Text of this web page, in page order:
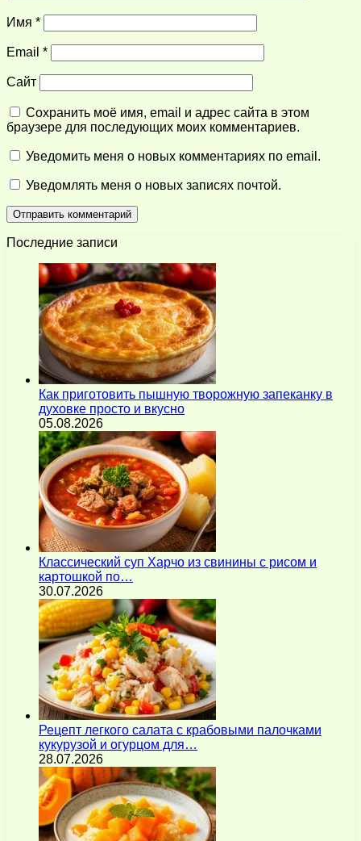
Имя *
Email *
Сайт
Сохранить моё имя, email и адрес сайта в этом
браузере для последующих моих комментариев.
Уведомить меня о новых комментариях по email.
Уведомлять меня о новых записях почтой.
Последние записи
Как приготовить пышную творожную запеканку в
духовке просто и вкусно
05.08.2026
Классический суп Харчо из свинины с рисом и
картошкой по…
30.07.2026
Рецепт легкого салата с крабовыми палочками
кукурузой и огурцом для…
28.07.2026